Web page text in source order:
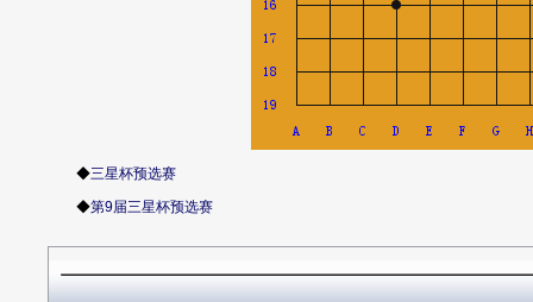
◆三星杯预选赛
◆第9届三星杯预选赛